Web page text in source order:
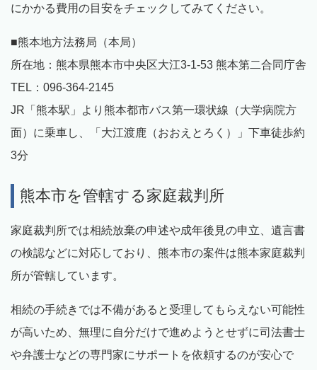
にかかる費用の目安をチェックしてみてください。
■熊本地方法務局（本局）
所在地：熊本県熊本市中央区大江3-1-53 熊本第二合同庁舎
TEL：096-364-2145
JR「熊本駅」より熊本都市バス第一環状線（大学病院方
面）に乗車し、「大江渡鹿（おおえとろく）」下車徒歩約
3分
熊本市を管轄する家庭裁判所
家庭裁判所では相続放棄の申述や成年後見の申立、遺言書
の検認などに対応しており、熊本市の案件は熊本家庭裁判
所が管轄しています。
相続の手続きでは不備があると受理してもらえない可能性
が高いため、無理に自分だけで進めようとせずに司法書士
や弁護士などの専門家にサポートを依頼するのが安心で